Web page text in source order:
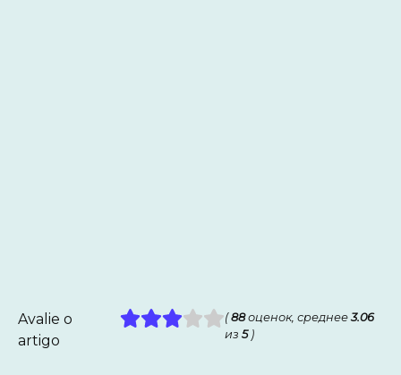
Avalie o
artigo
(88оценок, среднее3.06
из 5)